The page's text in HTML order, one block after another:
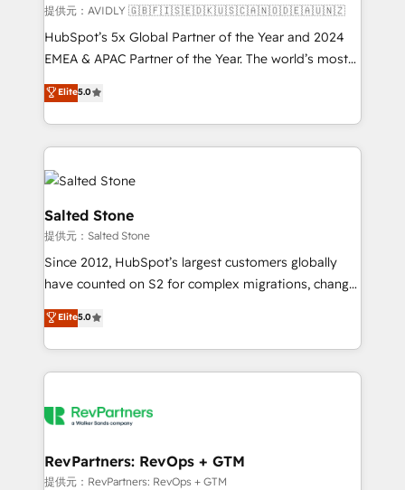
提供元：AVIDLY 🇬🇧🇫🇮🇸🇪🇩🇰🇺🇸🇨🇦🇳🇴🇩🇪🇦🇺🇳🇿
HubSpot’s 5x Global Partner of the Year and 2024
EMEA & APAC Partner of the Year. The world’s most
experienced and fully accredited HubSpot Solutions
Partner. 🚀 With 2,750+ HubSpot projects delivered
and 370+ specialists across EMEA, APAC and NAM,
we de-risk complex CRM programmes and
accelerate ROI across every HubSpot Hub. 🧭 From
multi-region migrations to AI-powered automation,
we turn complexity into clarity, human at global
scale. 🏆 HubSpot’s CEO called us “the partner of the
future.” Others agree it is proof of trust built through
measurable impact.
Elite5.0
Salted Stone
提供元：Salted Stone
Since 2012, HubSpot’s largest customers globally
have counted on S2 for complex migrations, change
management, systems integration, and creative
solutions that deliver measurable impact and
transform brand experiences As one of the few full-
service creative agencies in the HubSpot
winning design to build scalable, globally
marketing campaigns, & RevOps frameworks that
fuel long-term success We connect the entire
Elite5.0
RevPartners: RevOps + GTM
提供元：RevPartners: RevOps + GTM